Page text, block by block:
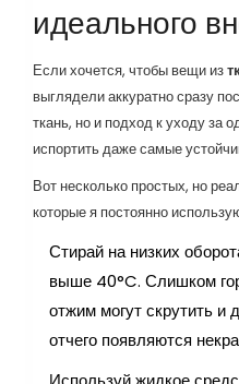
идеального
Если хочется, чтобы вещи из
выглядели аккуратно сразу
ткань, но и подход к уходу за
испортить даже самые
Вот несколько простых, но
которые я постоянно
Стирай на низких
выше 40°C. Слишком
отжим могут скрутить и
отчего появляются